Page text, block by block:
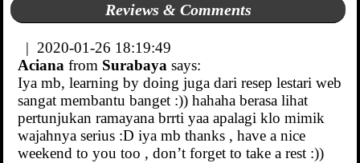
Reviews & Comments
| 2020-01-26 18:19:49
Aciana from Surabaya says:
Iya mb, learning by doing juga dari resep lestari web
sangat membantu banget :)) hahaha berasa lihat
pertunjukan ramayana brrti yaa apalagi klo mimik
wajahnya serius :D iya mb thanks , have a nice
weekend to you too , don’t forget to take a rest :))